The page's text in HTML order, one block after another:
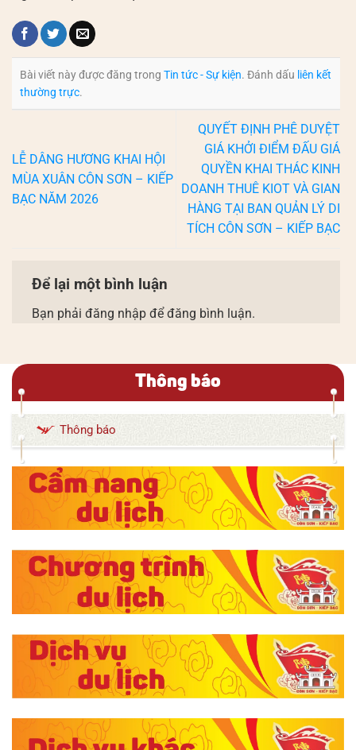
Bài viết này được đăng trong Tin tức - Sự kiện. Đánh dấu liên kết
thường trực.
LỄ DÂNG HƯƠNG KHAI HỘI
MÙA XUÂN CÔN SƠN – KIẾP
BẠC NĂM 2026
QUYẾT ĐỊNH PHÊ DUYỆT
GIÁ KHỞI ĐIỂM ĐẤU GIÁ
QUYỀN KHAI THÁC KINH
DOANH THUÊ KIOT VÀ GIAN
HÀNG TẠI BAN QUẢN LÝ DI
TÍCH CÔN SƠN – KIẾP BẠC
Để lại một bình luận
Bạn phải đăng nhập để đăng bình luận.
Thông báo
Thông báo